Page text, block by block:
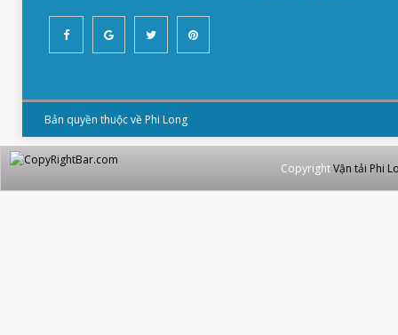
Bản quyền thuộc về Phi Long
CopyrightVận tải Phi